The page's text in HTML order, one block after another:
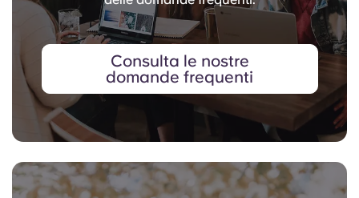
Consulta le nostre
domande frequenti